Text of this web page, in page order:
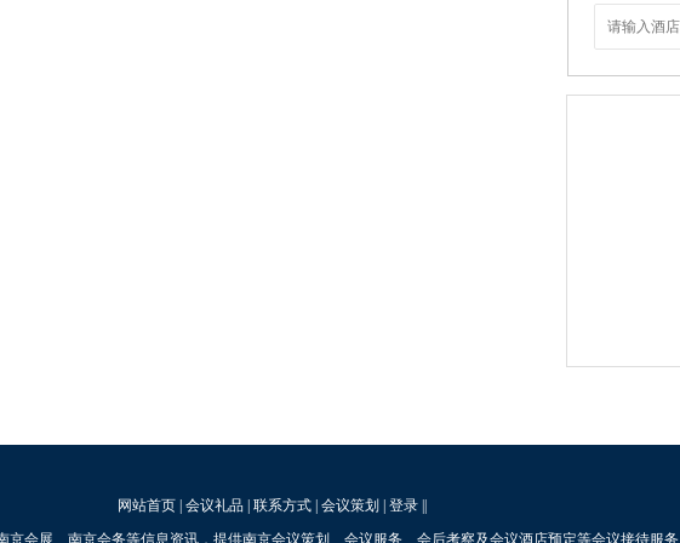
网站首页| 会议礼品| 联系方式| 会议策划 登录||
京会展、南京会务等信息资讯，提供南京会议策划、会议服务、会后考察及会议酒店预定等会议接待服务